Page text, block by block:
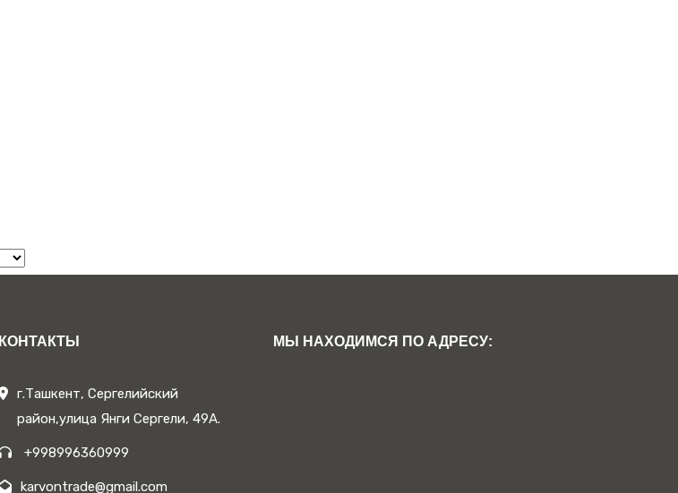
КОНТАКТЫ
г.Ташкент, Сергелийский
район,улица Янги Сергели, 49А.
+998996360999
karvontrade@gmail.com
МЫ НАХОДИМСЯ ПО АДРЕСУ: